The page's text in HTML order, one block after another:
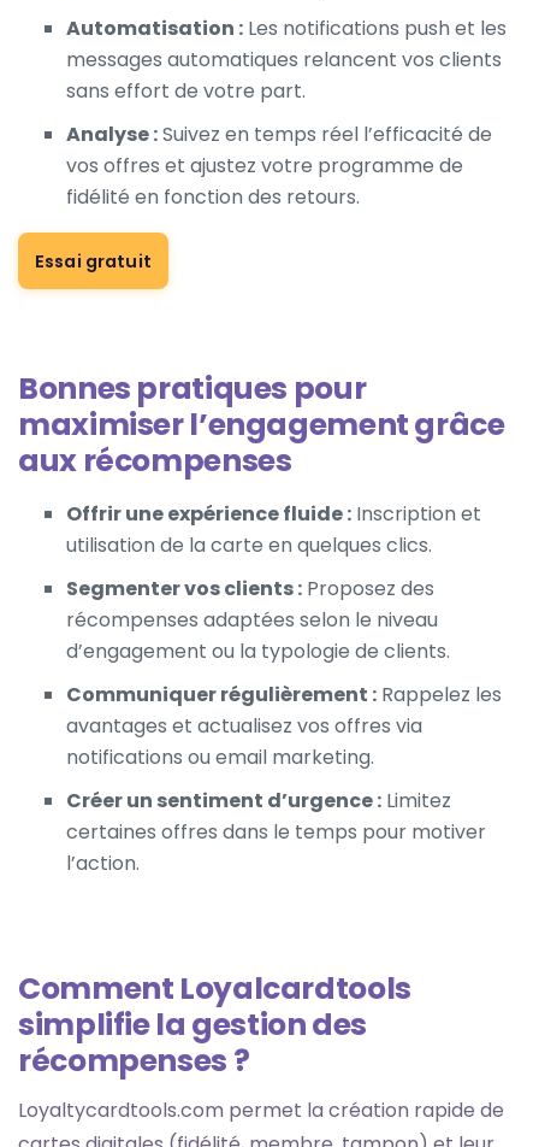
Automatisation : Les notifications push et les
messages automatiques relancent vos clients
sans effort de votre part.
Analyse :Suivez en temps réel l’efficacité de
vos offres et ajustez votre programme de
fidélité en fonction des retours.
Essai gratuit
Bonnes pratiques pour
maximiser l’engagement grâce
aux récompenses
Offrir une expérience fluide : Inscription et
utilisation de la carte en quelques clics.
Segmenter vos clients : Proposez des
récompenses adaptées selon le niveau
d’engagement ou la typologie de clients.
Communiquer régulièrement : Rappelez les
avantages et actualisez vos offres via
notifications ou email marketing.
Créer un sentiment d’urgence : Limitez
certaines offres dans le temps pour motiver
l’action.
Comment Loyalcardtools
simplifie la gestion des
récompenses ?
Loyaltycardtools.com permet la création rapide de